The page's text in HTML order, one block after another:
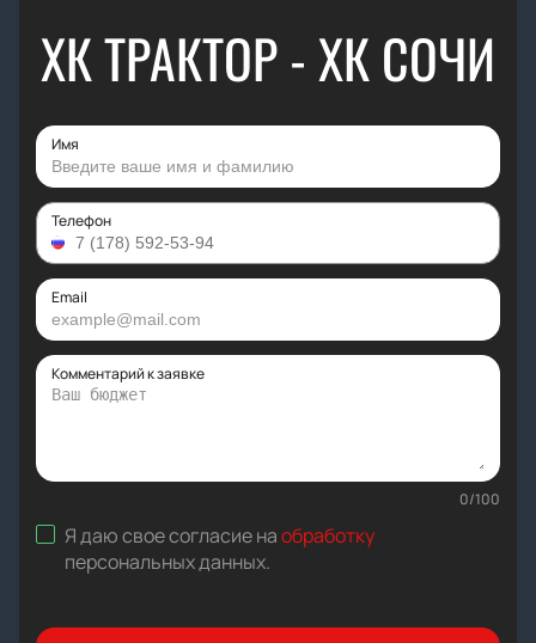
ХК ТРАКТОР - ХК СОЧИ
Имя
Телефон
Email
Комментарий к заявке
0/100
Я даю свое согласие наобработку
персональных данных.